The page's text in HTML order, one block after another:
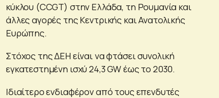
κύκλου (CCGT) στην Ελλάδα, τη Ρουμανία και
άλλες αγορές της Κεντρικής και Ανατολικής
Ευρώπης.
Στόχος της ΔΕΗ είναι να φτάσει συνολική
εγκατεστημένη ισχύ 24,3 GW έως το 2030.
Ιδιαίτερο ενδιαφέρον από τους επενδυτές